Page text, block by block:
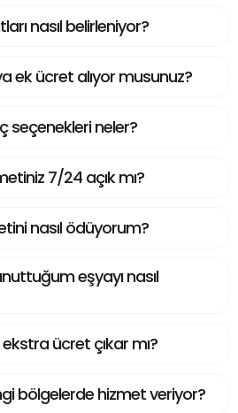
nasıl belirleniyor?
ek ücret alıyor musunuz?
seçenekleri neler?
7/24 açık mı?
nasıl ödüyorum?
eşyayı nasıl
ücret çıkar mı?
bölgelerde hizmet veriyor?